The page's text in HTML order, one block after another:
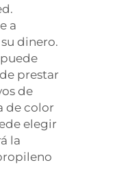
a
dinero.
prestar
de
de color
elegir
la